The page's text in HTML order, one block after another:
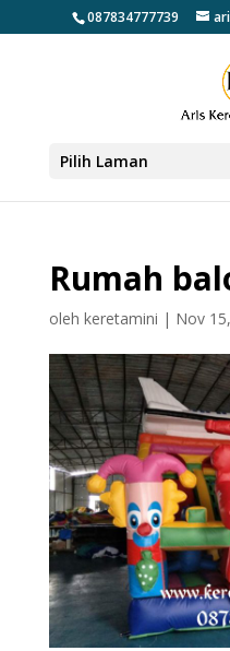
087834777739
Pilih Laman
Rumah
oleh keretamini | Nov